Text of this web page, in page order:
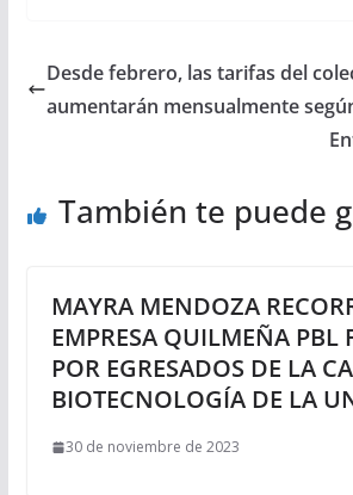
Desde febrero, las tarifas del
aumentarán mensualmente
También te puede
MAYRA MENDOZA
EMPRESA QUILMEÑA PBL
POR EGRESADOS DE LA
BIOTECNOLOGÍA DE LA
30 de noviembre de 2023